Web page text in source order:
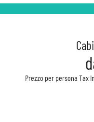
Prezzo per persona Tax